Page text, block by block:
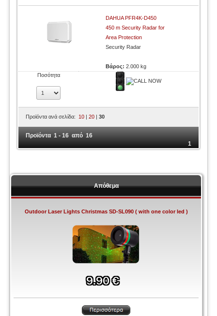
DAHUA PFR4K-D450
450 m Security Radar for
Area Protection
Security Radar
Βάρος:2.000 kg
Ποσότητα
Προϊόντα ανά σελίδα: 10 |20 |30
Προϊόντα 1 - 16 από 16
1
Απόθεμα
Outdoor Laser Lights Christmas SD-SL090 ( with one color led )